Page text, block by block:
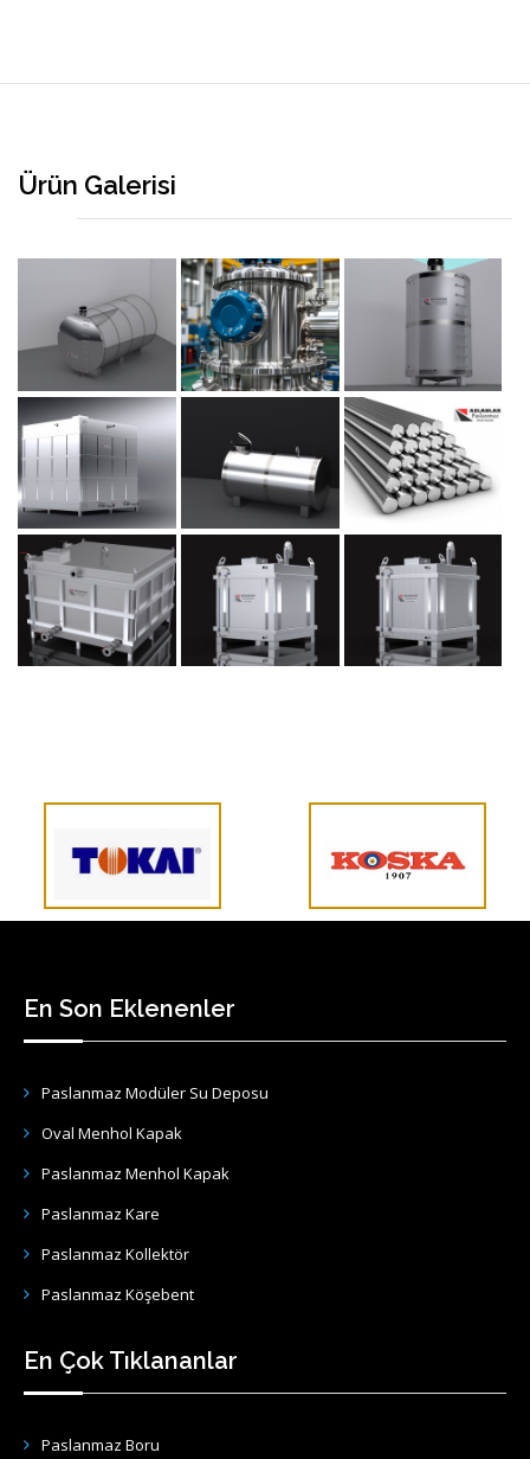
Ürün Galerisi
En Son Eklenenler
Paslanmaz Modüler Su Deposu
Oval Menhol Kapak
Paslanmaz Menhol Kapak
Paslanmaz Kare
Paslanmaz Kollektör
Paslanmaz Köşebent
En Çok Tıklananlar
Paslanmaz Boru